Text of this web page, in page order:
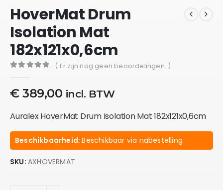
HoverMat Drum
Isolation Mat
182x121x0,6cm
( Er zijn nog geen beoordelingen. )
€389,00 incl. BTW
Auralex HoverMat Drum Isolation Mat 182x121x0,6cm
Beschikbaarheid:Beschikbaar via nabestelling
SKU: AXHOVERMAT